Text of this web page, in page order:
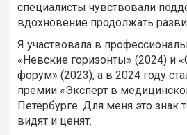
специалисты чувствовали
вдохновение продолжать
Я участвовала в
«Невские горизонты» (2024) и
форум» (2023), а в 2024 году
премии «Эксперт в
Петербурге. Для меня это знак
видят и ценят.